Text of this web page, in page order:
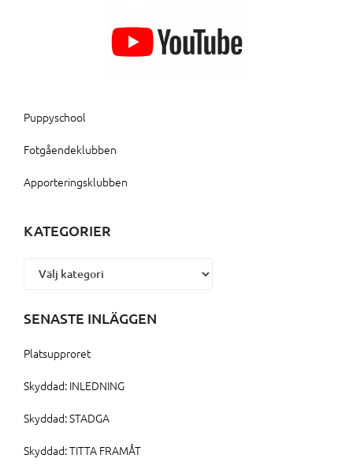
Puppyschool
Fotgåendeklubben
Apporteringsklubben
KATEGORIER
Kategorier
SENASTE INLÄGGEN
Platsupproret
Skyddad: INLEDNING
Skyddad: STADGA
Skyddad: TITTA FRAMÅT